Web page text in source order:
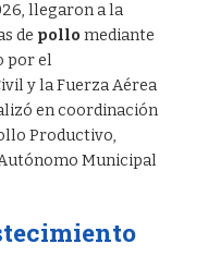
llegaron a la
de pollo mediante
por el
y la Fuerza Aérea
en coordinación
Productivo,
Municipal